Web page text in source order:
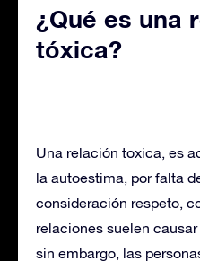
¿Qué es una
tóxica?
Una relación toxica, es
la autoestima, por falta
consideración respeto,
relaciones suelen
sin embargo, las